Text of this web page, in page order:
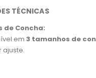
TÉCNICAS
de Concha:
em3 tamanhos de
ajuste.